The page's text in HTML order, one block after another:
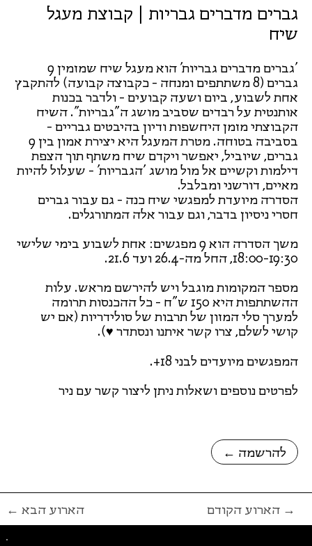
גברים מדברים גבריות | קבוצת מעגל
שיח
'גברים מדברים גבריות' הוא מעגל שיח שמזמין 9
גברים (8 משתתפים ומנחה - כקבוצה קבועה) להתקבץ
אחת לשבוע, ביום ושעה קבועים - ולדבר בכנות
אותנטית על רבדים שסביב מושג ה"גבריות". השיח
הקבוצתי מזמן היחשפות ודיון בהיבטים גבריים -
בסביבה בטוחה. מטרת המעגל היא יצירת אמון בין 9
גברים, שיוביל, יאפשר ויקדם שיח משתף תוך הצפת
דילמות וקשיים אל מול מושג 'הגבריות' - שעלול להיות
מאיים, דורשני ומבלבל.
הסדרה מיועדת למפגשי שיח כנה - גם עבור גברים
חסרי ניסיון בדבר, וגם עבור אלה המתורגלים.
משך הסדרה הוא 9 מפגשים: אחת לשבוע בימי שלישי
18:00-19:30, החל מה-26.4 ועד 21.6.
מספר המקומות מוגבל ויש להירשם מראש. עלות
ההשתתפות היא 150 ש"ח - כל ההכנסות תרומה
למערך סלי המזון של תרבות של סולידריות (אם יש
קושי לשלם, צרו קשר איתנו ונסתדר ♥).
המפגשים מיועדים לבני 18+.
לפרטים נוספים ושאלות ניתן ליצור קשר עם ניר
← להרשמה
← הארוע הבא הארוע הקודם →